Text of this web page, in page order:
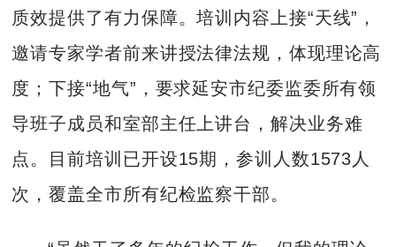
质效提供了有力保障。培训内容上接“天线”，
邀请专家学者前来讲授法律法规，体现理论高
度；下接“地气”，要求延安市纪委监委所有领
导班子成员和室部主任上讲台，解决业务难
点。目前培训已开设15期，参训人数1573人
次，覆盖全市所有纪检监察干部。